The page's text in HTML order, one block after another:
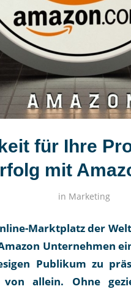
für Ihre
mit
in Marketing
Marktplatz der
Unternehmen
Publikum zu
allein. Ohne